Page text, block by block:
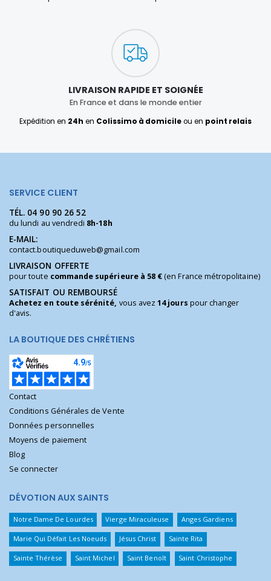
LIVRAISON RAPIDE ET SOIGNÉE
En France et dans le monde entier
Expédition en 24h en Colissimo à domicileou en point relais
SERVICE CLIENT
TÉL. 04 90 90 26 52
du lundi au vendredi 8h-18h
E-MAIL:
contact.boutiqueduweb@gmail.com
LIVRAISON OFFERTE
pour toute commande supérieure à 58 €(en France métropolitaine)
SATISFAIT OU REMBOURSÉ
Achetez en toute sérénité, vous avez14 jours pour changer
d'avis.
LA BOUTIQUE DES CHRÉTIENS
Contact
Conditions Générales de Vente
Données personnelles
Moyens de paiement
Blog
Se connecter
DÉVOTION AUX SAINTS
Notre Dame De Lourdes Vierge Miraculeuse Anges Gardiens
Marie Qui Défait Les Noeuds Jésus Christ Sainte Rita
Sainte Thérèse Saint Michel Saint Benoît Saint Christophe